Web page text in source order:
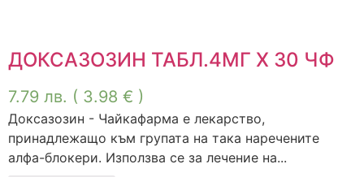
ДОКСАЗОЗИН ТАБЛ.4МГ Х 30 ЧФ
7.79 лв. ( 3.98 € )
Доксазозин - Чайкафарма е лекарство,
принадлежащо към групата на така наречените
алфа-блокери. Използва се за лечение на...